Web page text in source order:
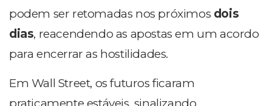
podem ser retomadas nos próximos dois
dias, reacendendo as apostas em um acordo
para encerrar as hostilidades.
Em Wall Street, os futuros ficaram